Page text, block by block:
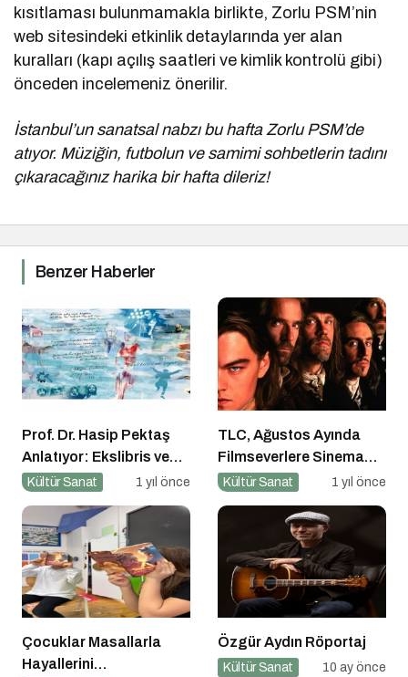
kısıtlaması bulunmamakla birlikte, Zorlu PSM’nin
web sitesindeki etkinlik detaylarında yer alan
kuralları (kapı açılış saatleri ve kimlik kontrolü gibi)
önceden incelemeniz önerilir.
İstanbul’un sanatsal nabzı bu hafta Zorlu PSM’de
atıyor. Müziğin, futbolun ve samimi sohbetlerin tadını
çıkaracağınız harika bir hafta dileriz!
Benzer Haberler
Prof. Dr. Hasip Pektaş
Anlatıyor: Ekslibris ve
Yeni Kültürel Formlar
Kültür Sanat 1 yıl önce
TLC, Ağustos Ayında
Filmseverlere Sinema
Dolu Akşamlar Sunuyor
Kültür Sanat 1 yıl önce
Çocuklar Masallarla
Hayallerini
Özgür Aydın Röportaj
Kültür Sanat 10 ay önce